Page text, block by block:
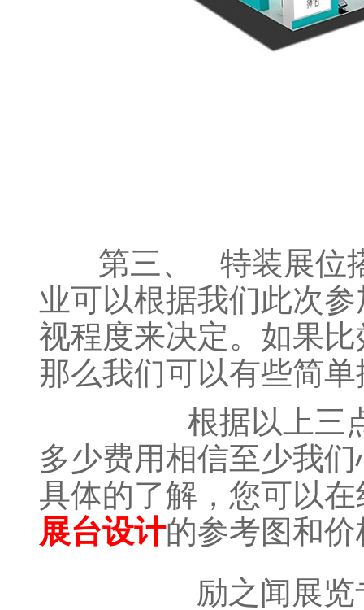
第三、 特装展位搭
业可以根据我们此次
视程度来决定。如果
那么我们可以有些简
根据以上三点情况
多少费用相信至少我
具体的了解，您可以
展台设计的参考图和
励之闻展览专注展